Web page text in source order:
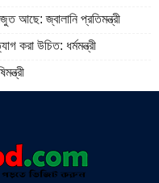
আছে: জ্বালানি প্রতিমন্ত্রী
করা উচিত: ধর্মমন্ত্রী